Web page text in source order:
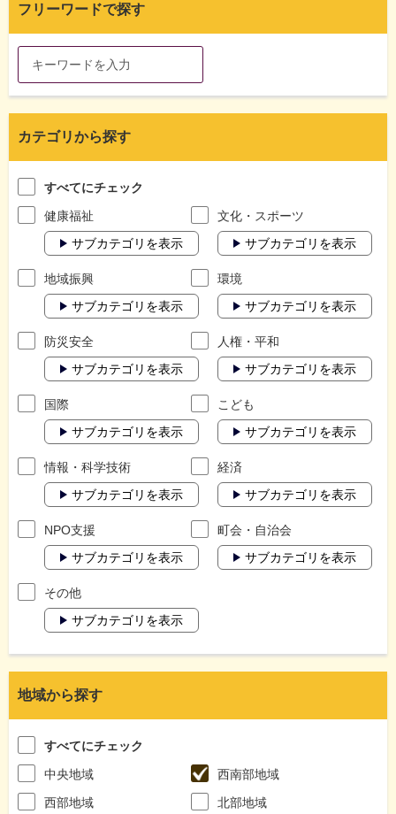
フリーワードで探す
カテゴリから探す
すべてにチェック
健康福祉
サブカテゴリを表示
文化・スポーツ
サブカテゴリを表示
地域振興
サブカテゴリを表示
環境
サブカテゴリを表示
防災安全
サブカテゴリを表示
人権・平和
サブカテゴリを表示
国際
サブカテゴリを表示
こども
サブカテゴリを表示
情報・科学技術
サブカテゴリを表示
経済
サブカテゴリを表示
NPO支援
サブカテゴリを表示
町会・自治会
サブカテゴリを表示
その他
サブカテゴリを表示
地域から探す
すべてにチェック
中央地域
西南部地域
西部地域
北部地域